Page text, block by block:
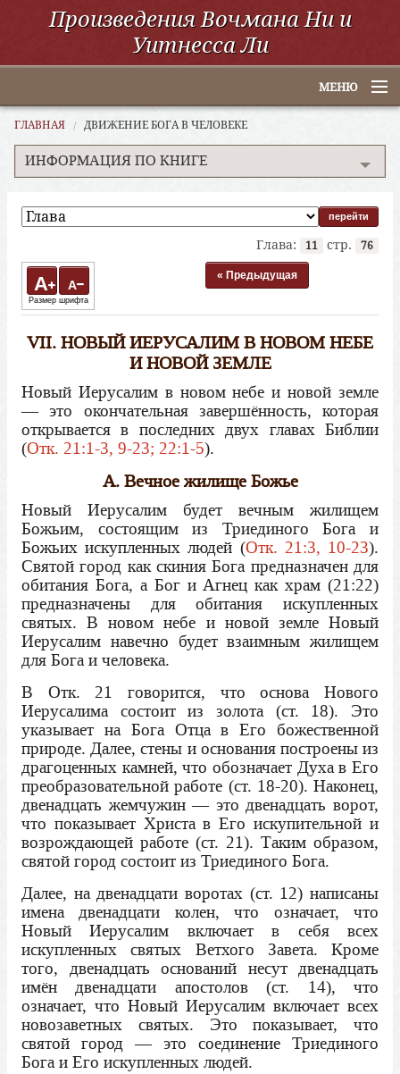
Произведения Вочмана Ни и
Уитнесса Ли
МЕНЮ
Главная
По алфавиту
Электронные книги
ССУО
Поиск
ГЛАВНАЯ ДВИЖЕНИЕ БОГА В ЧЕЛОВЕКЕ
ИНФОРМАЦИЯ ПО КНИГЕ
Глава: 11 стр. 76
A A
Размер шрифта
« Предыдущая
VІІ. НОВЫЙ ИЕРУСАЛИМ В НОВОМ НЕБЕ
И НОВОЙ ЗЕМЛЕ
Новый Иерусалим в новом небе и новой земле
— это окончательная завершённость, которая
открывается в последних двух главах Библии
(Отк. 21:1-3, 9-23; 22:1-5).
А. Вечное жилище Божье
Новый Иерусалим будет вечным жилищем
Божьим, состоящим из Триединого Бога и
Божьих искупленных людей (Отк. 21:3, 10-23).
Святой город как скиния Бога предназначен для
обитания Бога, а Бог и Агнец как храм (21:22)
предназначены для обитания искупленных
святых. В новом небе и новой земле Новый
Иерусалим навечно будет взаимным жилищем
для Бога и человека.
В Отк. 21 говорится, что основа Нового
Иерусалима состоит из золота (ст. 18). Это
указывает на Бога Отца в Его божественной
природе. Далее, стены и основания построены из
драгоценных камней, что обозначает Духа в Его
преобразовательной работе (ст. 18-20). Наконец,
двенадцать жемчужин — это двенадцать ворот,
что показывает Христа в Его искупительной и
возрождающей работе (ст. 21). Таким образом,
святой город состоит из Триединого Бога.
Далее, на двенадцати воротах (ст. 12) написаны
имена двенадцати колен, что означает, что
Новый Иерусалим включает в себя всех
искупленных святых Ветхого Завета. Кроме
того, двенадцать оснований несут двенадцать
имён двенадцати апостолов (ст. 14), что
означает, что Новый Иерусалим включает всех
новозаветных святых. Это показывает, что
святой город — это соединение Триединого
Бога и Его искупленных людей.